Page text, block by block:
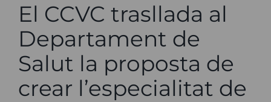
El CCVC trasllada al
Departament de
Salut la proposta de
crear l’especialitat de